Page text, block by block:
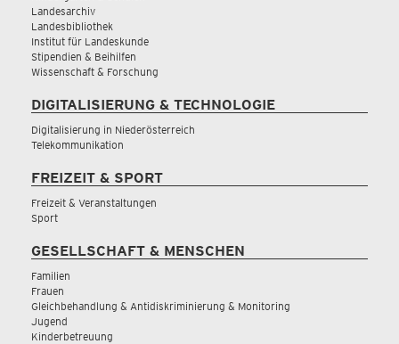
Landesarchiv
Landesbibliothek
Institut für Landeskunde
Stipendien & Beihilfen
Wissenschaft & Forschung
DIGITALISIERUNG & TECHNOLOGIE
Digitalisierung in Niederösterreich
Telekommunikation
FREIZEIT & SPORT
Freizeit & Veranstaltungen
Sport
GESELLSCHAFT & MENSCHEN
Familien
Frauen
Gleichbehandlung & Antidiskriminierung & Monitoring
Jugend
Kinderbetreuung